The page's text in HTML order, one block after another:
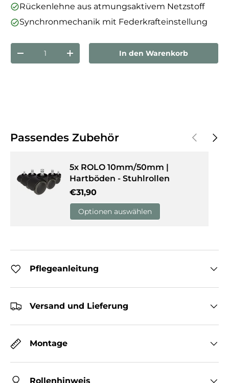
Rückenlehne aus atmungsaktivem Netzstoff
Synchronmechanik mit Federkrafteinstellung
Anzahl
Menge verringernMenge erhöhenIn den Warenkorb
Passendes Zubehör Vorherige
5x ROLO 10mm/50mm |
Hartböden - Stuhlrollen
Normaler Preis
€31,90
Optionen auswählen
Pflegeanleitung
Versand und Lieferung
Montage
Rollenhinweis